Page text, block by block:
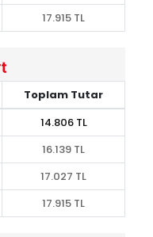
17.915 TL
Toplam Tutar
14.806 TL
16.139 TL
17.027 TL
17.915 TL